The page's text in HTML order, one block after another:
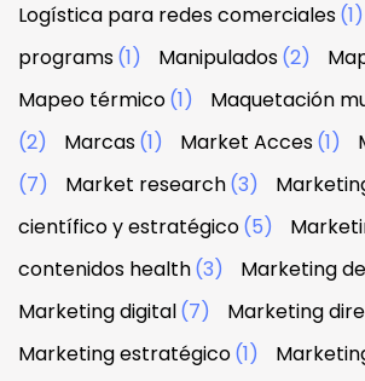
Logística para redes comerciales(1)
programs(1) Manipulados(2)
Mapeo térmico(1)
Maquetación
(2)
Marcas(1) Market Acces(1)
(7)
Market research(3)
científico y estratégico(5)
contenidos health(3) Marketing
Marketing digital(7) Marketing
Marketing estratégico(1)